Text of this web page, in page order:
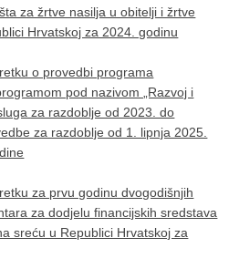
za žrtve nasilja u obitelji i žrtve
Hrvatskoj za 2024. godinu
o provedbi programa
pod nazivom „Razvoj i
za razdoblje od 2023. do
za razdoblje od 1. lipnja 2025.
za prvu godinu dvogodišnjih
za dodjelu financijskih sredstava
sreću u Republici Hrvatskoj za